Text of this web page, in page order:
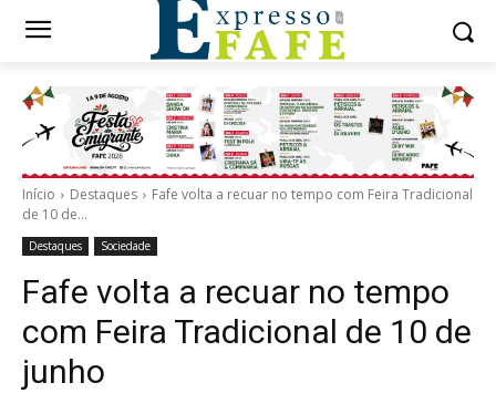
Início Destaques
Fafe volta a recuar no tempo com Feira Tradicional
de 10 de...
Destaques Sociedade
Fafe volta a recuar no tempo
com Feira Tradicional de 10 de
junho